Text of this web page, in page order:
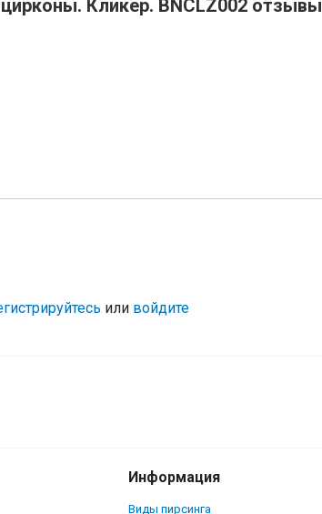
Кликер. BNCLZ002 отзывы
или войдите
Информация
Виды пирсинга